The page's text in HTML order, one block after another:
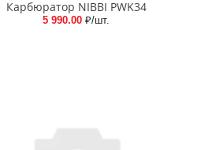
Карбюратор NIBBI PWK34
5 990.00 ₽/шт.